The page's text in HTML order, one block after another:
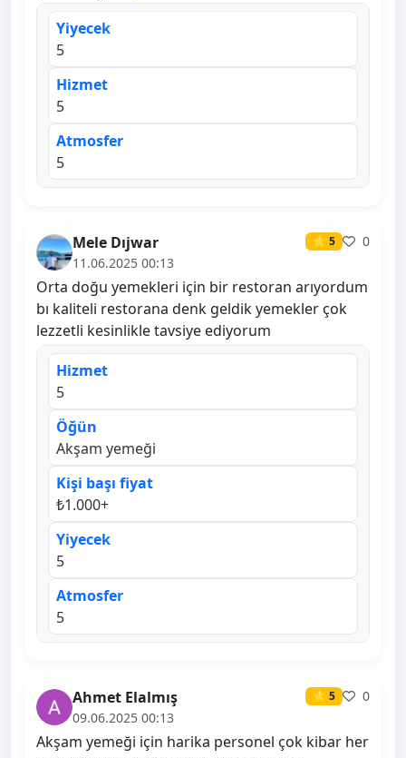
Yiyecek
5
Hizmet
5
Atmosfer
5
Mele Dıjwar ⭐ 5
0
11.06.2025 00:13
Orta doğu yemekleri için bir restoran arıyordum
bı kaliteli restorana denk geldik yemekler çok
lezzetli kesinlikle tavsiye ediyorum
Hizmet
5
Öğün
Akşam yemeği
Kişi başı fiyat
₺1.000+
Yiyecek
5
Atmosfer
5
Ahmet Elalmış ⭐ 5
0
09.06.2025 00:13
Akşam yemeği için harika personel çok kibar her